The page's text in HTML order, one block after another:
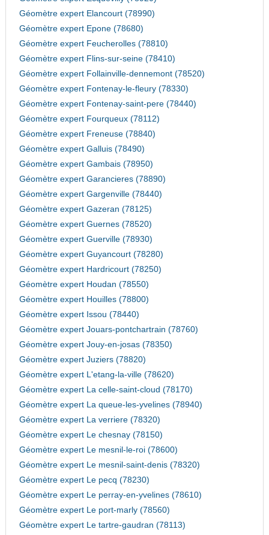
Géomètre expert Elancourt (78990)
Géomètre expert Epone (78680)
Géomètre expert Feucherolles (78810)
Géomètre expert Flins-sur-seine (78410)
Géomètre expert Follainville-dennemont (78520)
Géomètre expert Fontenay-le-fleury (78330)
Géomètre expert Fontenay-saint-pere (78440)
Géomètre expert Fourqueux (78112)
Géomètre expert Freneuse (78840)
Géomètre expert Galluis (78490)
Géomètre expert Gambais (78950)
Géomètre expert Garancieres (78890)
Géomètre expert Gargenville (78440)
Géomètre expert Gazeran (78125)
Géomètre expert Guernes (78520)
Géomètre expert Guerville (78930)
Géomètre expert Guyancourt (78280)
Géomètre expert Hardricourt (78250)
Géomètre expert Houdan (78550)
Géomètre expert Houilles (78800)
Géomètre expert Issou (78440)
Géomètre expert Jouars-pontchartrain (78760)
Géomètre expert Jouy-en-josas (78350)
Géomètre expert Juziers (78820)
Géomètre expert L'etang-la-ville (78620)
Géomètre expert La celle-saint-cloud (78170)
Géomètre expert La queue-les-yvelines (78940)
Géomètre expert La verriere (78320)
Géomètre expert Le chesnay (78150)
Géomètre expert Le mesnil-le-roi (78600)
Géomètre expert Le mesnil-saint-denis (78320)
Géomètre expert Le pecq (78230)
Géomètre expert Le perray-en-yvelines (78610)
Géomètre expert Le port-marly (78560)
Géomètre expert Le tartre-gaudran (78113)